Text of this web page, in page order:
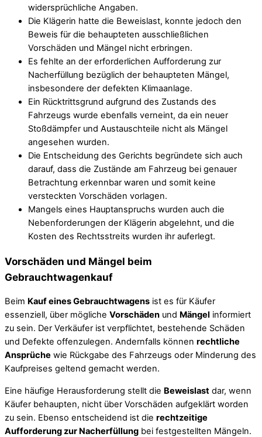
widersprüchliche Angaben.
Die Klägerin hatte die Beweislast, konnte jedoch den
Beweis für die behaupteten ausschließlichen
Vorschäden und Mängel nicht erbringen.
Es fehlte an der erforderlichen Aufforderung zur
Nacherfüllung bezüglich der behaupteten Mängel,
insbesondere der defekten Klimaanlage.
Ein Rücktrittsgrund aufgrund des Zustands des
Fahrzeugs wurde ebenfalls verneint, da ein neuer
Stoßdämpfer und Austauschteile nicht als Mängel
angesehen wurden.
Die Entscheidung des Gerichts begründete sich auch
darauf, dass die Zustände am Fahrzeug bei genauer
Betrachtung erkennbar waren und somit keine
versteckten Vorschäden vorlagen.
Mangels eines Hauptanspruchs wurden auch die
Nebenforderungen der Klägerin abgelehnt, und die
Kosten des Rechtsstreits wurden ihr auferlegt.
Vorschäden und Mängel beim
Gebrauchtwagenkauf
Beim Kauf eines Gebrauchtwagens ist es für Käufer
essenziell, über mögliche Vorschäden und Mängel informiert
zu sein. Der Verkäufer ist verpflichtet, bestehende Schäden
und Defekte offenzulegen. Andernfalls können rechtliche
Ansprüche wie Rückgabe des Fahrzeugs oder Minderung des
Kaufpreises geltend gemacht werden.
Eine häufige Herausforderung stellt die Beweislast dar, wenn
Käufer behaupten, nicht über Vorschäden aufgeklärt worden
zu sein. Ebenso entscheidend ist die rechtzeitige
Aufforderung zur Nacherfüllung bei festgestellten Mängeln.